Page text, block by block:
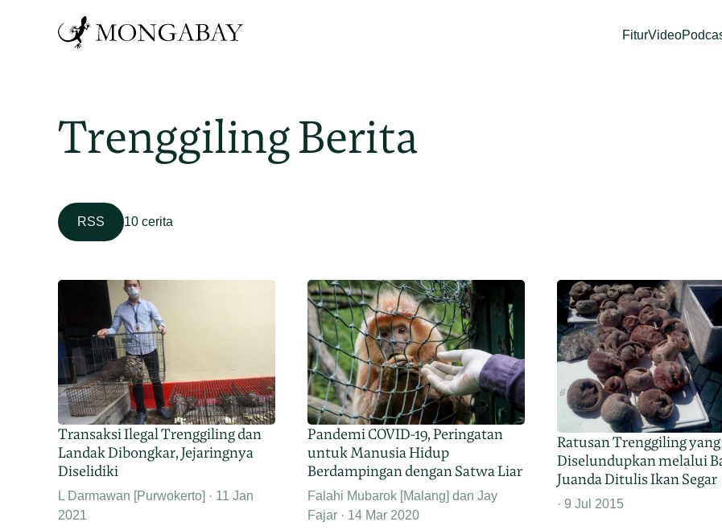
FiturVideo
Trenggiling Berita
RSS 10 cerita
Transaksi Ilegal Trenggiling dan
Landak Dibongkar, Jejaringnya
Diselidiki
L Darmawan [Purwokerto]
11 Jan
2021
Pandemi COVID-19, Peringatan
untuk Manusia Hidup
Berdampingan dengan Satwa Liar
Falahi Mubarok [Malang] dan Jay
Fajar
14 Mar 2020
Ratusan Trenggiling
Diselundupkan melalui
Juanda Ditulis Ikan Segar
9 Jul 2015